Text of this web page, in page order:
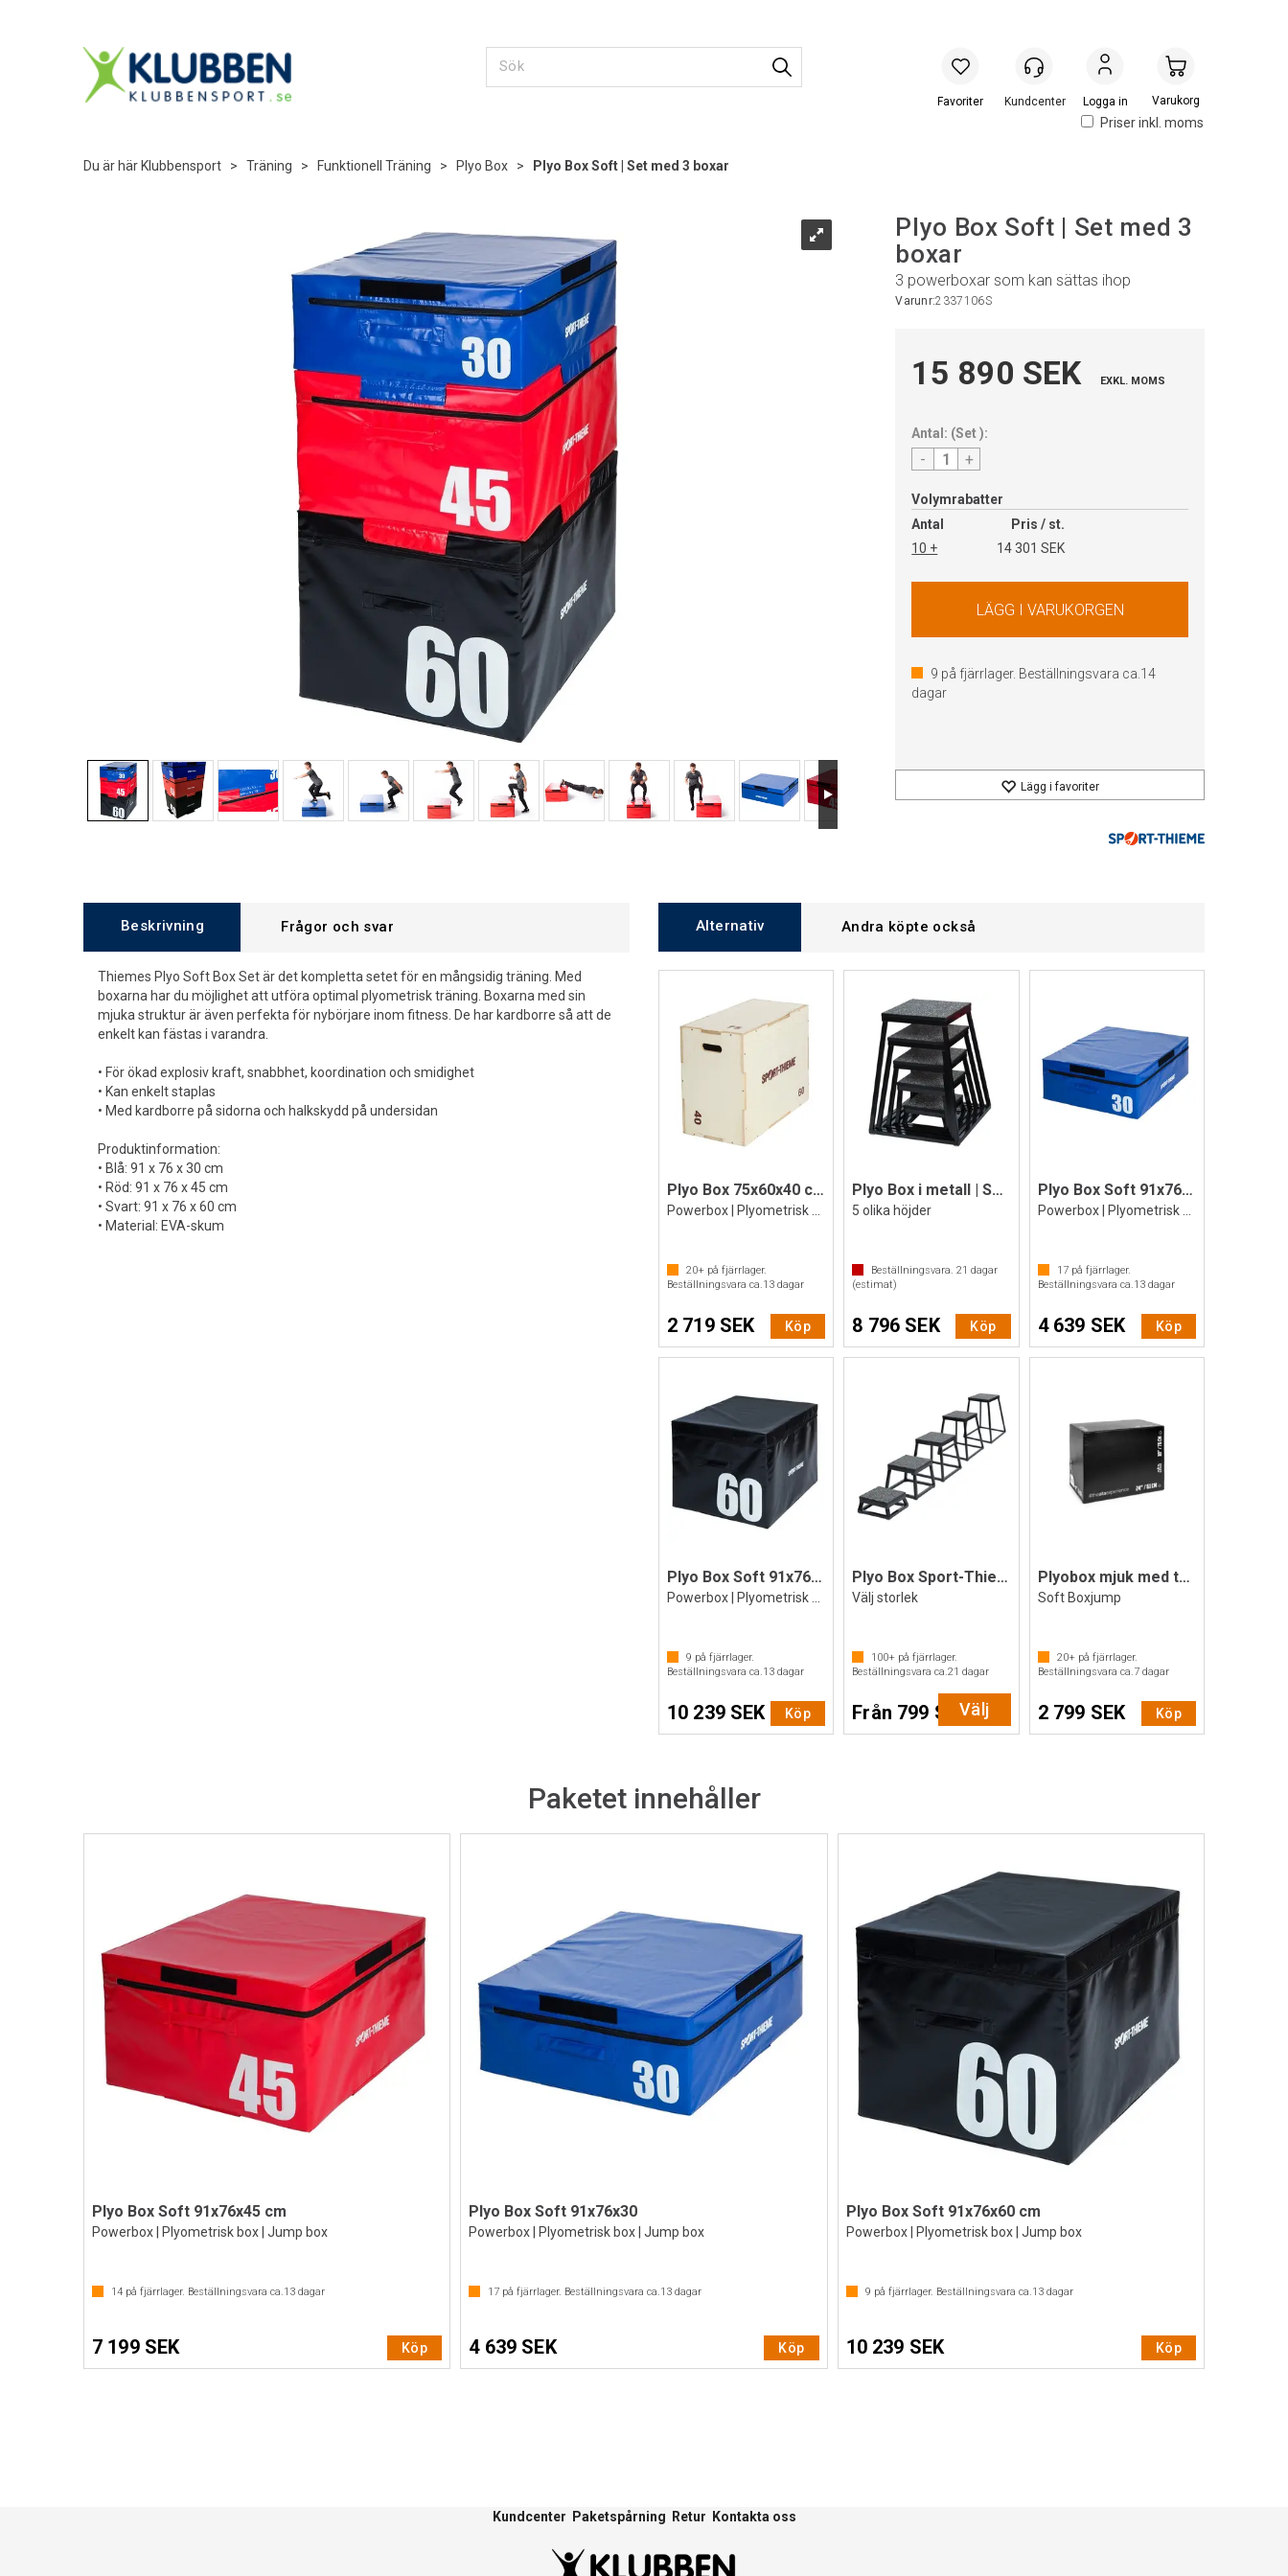
Priser inkl. moms
Logga in Handlevogn
Du är här Klubbensport > Träning > Funktionell Träning > Plyo Box > Plyo Box Soft | Set med 3 boxar
Plyo Box Soft | Set med 3
boxar
3 powerboxar som kan sättas ihop
Varunr:2337106S
15 890 SEK EXKL. MOMS
Antal: (Set):
- +
Volymrabatter
Antal
Pris / st.
10 +
14 301 SEK
9 på fjärrlager. Beställningsvara ca. 14
dagar
Lägg i favoriter
Beskrivning Frågor och svar
Thiemes Plyo Soft Box Set är det kompletta setet för en mångsidig träning. Med
boxarna har du möjlighet att utföra optimal plyometrisk träning. Boxarna med sin
mjuka struktur är även perfekta för nybörjare inom fitness. De har kardborre så att de
enkelt kan fästas i varandra.
• För ökad explosiv kraft, snabbhet, koordination och smidighet
• Kan enkelt staplas
• Med kardborre på sidorna och halkskydd på undersidan
Produktinformation:
• Blå: 91 x 76 x 30 cm
• Röd: 91 x 76 x 45 cm
• Svart: 91 x 76 x 60 cm
• Material: EVA-skum
Alternativ Andra köpte också
Plyo Box 75x60x40 cm
20+ på fjärrlager.
Beställningsvara ca.13 dagar
2 719 SEK Köp
Plyo Box i metall | Set med 5 st.
5 olika höjder
Beställningsvara.21 dagar
(estimat)
8 796 SEK Köp
Plyo Box Soft 91x76x30
17på fjärrlager.
Beställningsvara ca.13dagar
4 639 SEK Köp
Plyo Box Soft 91x76x60 cm
9 på fjärrlager.
Beställningsvara ca.13 dagar
10 239 SEK Köp
Plyo Box Sport-Thieme
Välj storlek
100+ på fjärrlager.
Beställningsvara ca.21 dagar
Från 799 SEKVälj
Plyobox mjuk med träkärna ata
Soft Boxjump
20+på fjärrlager.
Beställningsvara ca.7dagar
2 799 SEK Köp
Paketet innehåller
Plyo Box Soft 91x76x45 cm
Powerbox | Plyometrisk box | Jump box
14 på fjärrlager. Beställningsvara ca.13 dagar
7 199 SEK Köp
Plyo Box Soft 91x76x30
Powerbox | Plyometrisk box | Jump box
17 på fjärrlager. Beställningsvara ca.13 dagar
4 639 SEK Köp
Plyo Box Soft 91x76x60 cm
Powerbox | Plyometrisk box | Jump box
9 på fjärrlager. Beställningsvara ca.13dagar
10 239 SEK Köp
Kundcenter Paketspårning Retur Kontakta oss